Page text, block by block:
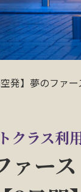
空発】夢のファ
クラス利
ァー